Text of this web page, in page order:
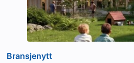
Bransjenytt